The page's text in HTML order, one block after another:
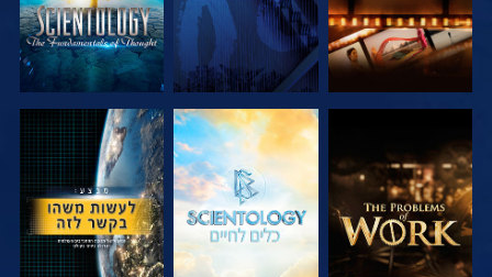
בדוק את הסדרה בדוק את הסדרה צפה